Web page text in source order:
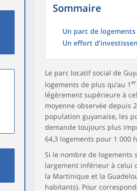
Sommaire
Un parc de
Un effort
Le parc locatif social de
logements de plus qu’au 1 er
légèrement supérieure à
moyenne observée depuis
population guyanaise, les
demande toujours plus
64,3 logements pour 1 000
Si le nombre de
largement inférieur à celui
la Martinique et la
habitants). Pour